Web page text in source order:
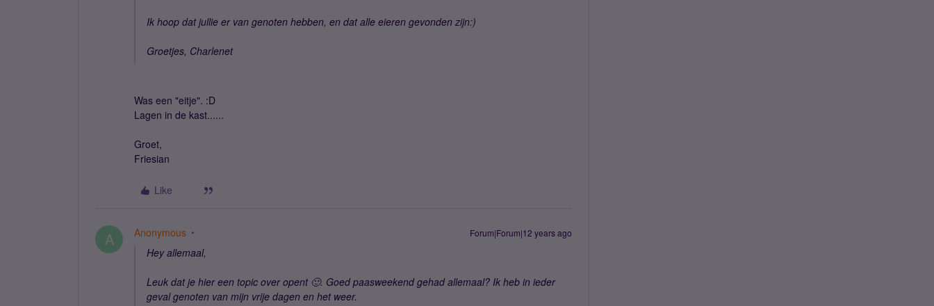
Ik hoop dat jullie er van genoten hebben, en dat alle eieren gevonden zijn:)
Groetjes, Charlenet
Was een "eitje". :D
Lagen in de kast......
Groet,
Friesian
Like
A Anonymous Forum|Forum|12 years ago
Hey allemaal,
Leuk dat je hier een topic over opent 🙂. Goed paasweekend gehad allemaal? Ik heb in ieder
geval genoten van mijn vrije dagen en het weer.